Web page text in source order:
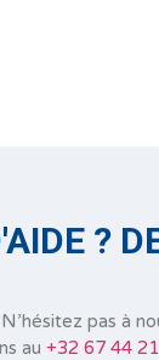
?
N’hésitez pas à
au +32 67 44